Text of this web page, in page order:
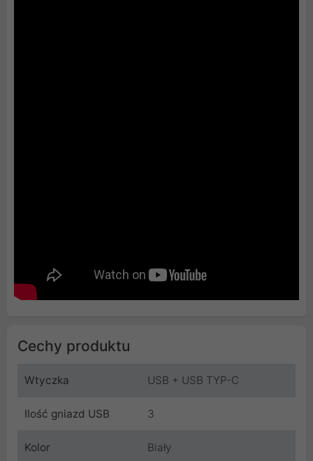
Cechy produktu
Wtyczka USB + USB TYP-C
Ilość gniazd USB 3
Kolor Biały